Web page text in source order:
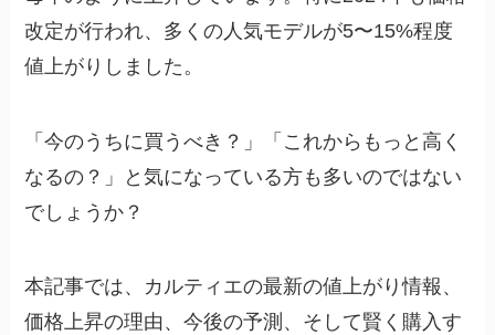
改定が行われ、多くの人気モデルが5〜15%程度
値上がりしました。
「今のうちに買うべき？」「これからもっと高く
なるの？」と気になっている方も多いのではない
でしょうか？
本記事では、カルティエの最新の値上がり情報、
価格上昇の理由、今後の予測、そして賢く購入す